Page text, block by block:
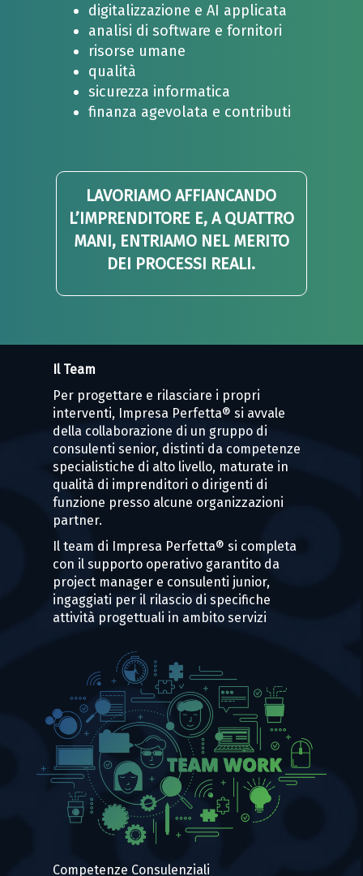
digitalizzazione e AI applicata
analisi di software e fornitori
risorse umane
qualità
sicurezza informatica
finanza agevolata e contributi
LAVORIAMO AFFIANCANDO
L’IMPRENDITORE E, A QUATTRO
MANI, ENTRIAMO NEL MERITO
DEI PROCESSI REALI.
Il Team
Per progettare e rilasciare i propri
interventi, Impresa Perfetta® si avvale
della collaborazione di un gruppo di
consulenti senior, distinti da competenze
specialistiche di alto livello, maturate in
qualità di imprenditori o dirigenti di
funzione presso alcune organizzazioni
partner.
Il team di Impresa Perfetta® si completa
con il supporto operativo garantito da
project manager e consulenti junior,
ingaggiati per il rilascio di specifiche
attività progettuali in ambito servizi
Competenze Consulenziali